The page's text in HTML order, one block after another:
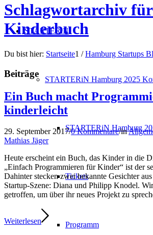
STARTERiN
STARTERiN Hamburg 2025
STARTERiN Hamburg
Tickets
Programm
Schlagwortarchiv
Kinderbuch
Du bist hier: Startseite1 / Hamburg Startups
Beiträge
Ein Buch macht
kinderleicht
29. September 2017/0 Kommentare/in
Mathias Jäger
Heute erscheint ein Buch, das Kinder in die
„Einfach Programmieren für Kinder“ ist der
Dahinter stecken zwei bekannte Gesichter
Startup-Szene: Diana und Philipp Knodel.
getroffen, um über ihr neues Projekt zu
Weiterlesen